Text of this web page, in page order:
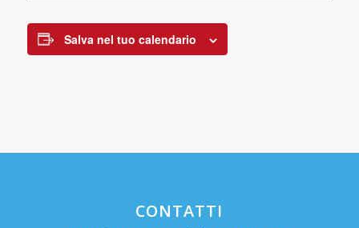
Salva nel tuo calendario
CONTATTI